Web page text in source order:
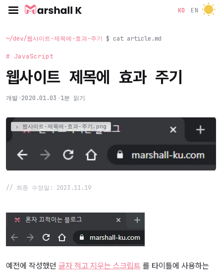
KO EN
~/dev/웹사이트-제목에-효과-주기 $ cat article.md
# JavaScript
웹사이트 제목에 효과 주기
개발·2020.01.03 ·1분 읽기
// 최종 수정일: 2023.11.19
예전에 작성했던 글자 적고 지우는 스크립트 를 타이틀에 사용하는